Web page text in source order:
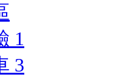
1
3